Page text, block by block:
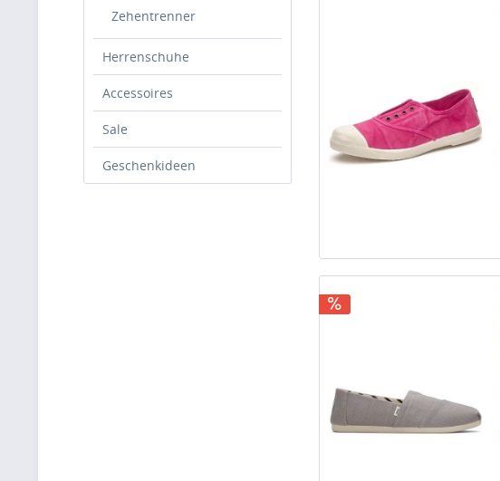
Zehentrenner
Herrenschuhe
Accessoires
Sale
Geschenkideen